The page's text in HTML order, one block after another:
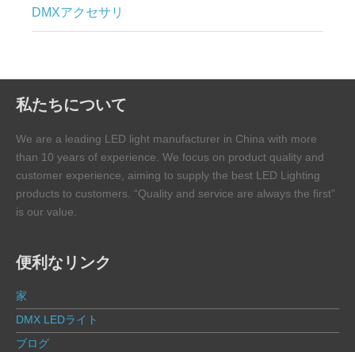
DMXアクセサリ
私たちについて
We are a leading LED light manufacturer in China with more
than 10 years of experience. We focus on product quality and
customer experience, aiming to supply the best LED Lighting
products to customers. “Quality and service are always the first”
is our value.
便利なリンク
家
DMX LEDライト
ブログ